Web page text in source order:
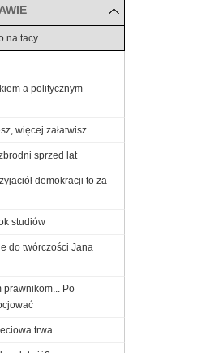
na tacy
a politycznym
więcej załatwisz
sprzed lat
demokracji to za
studiów
do twórczości Jana
prawnikom... Po
trwa